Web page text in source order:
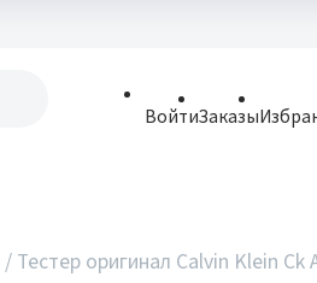
ВойтиЗаказы
/ Тестер оригинал Calvin Klein Ck